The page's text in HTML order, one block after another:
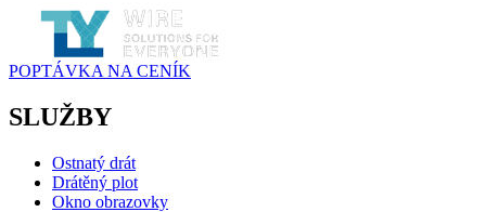
POPTÁVKA NA CENÍK
SLUŽBY
Ostnatý drát
Drátěný plot
Okno obrazovky